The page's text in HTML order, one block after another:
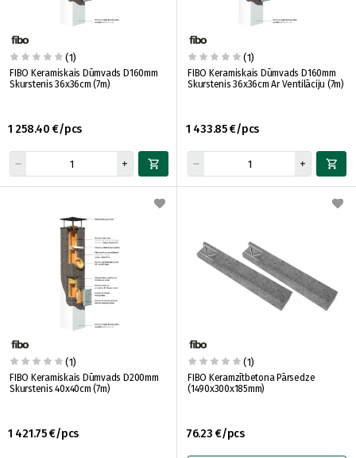
(1)
FIBO Keramiskais Dūmvads D160mm
Skurstenis 36x36cm (7m)
1 258.40 €/pcs
(1)
FIBO Keramiskais Dūmvads D160mm
Skurstenis 36x36cm Ar Ventilāciju (7m)
1 433.85 €/pcs
(1)
FIBO Keramiskais Dūmvads D200mm
Skurstenis 40x40cm (7m)
1 421.75 €/pcs
(1)
FIBO Keramzītbetona Pārsedze
(1490x300x185mm)
76.23 €/pcs